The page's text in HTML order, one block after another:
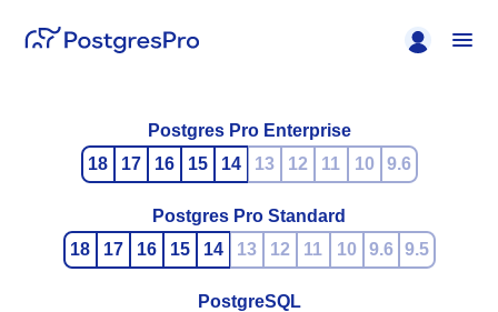
Postgres Pro Enterprise
18
17 16 15 14 13 12 11 10 9.6
Postgres Pro Standard
18
17 16 15 14 13 12 11 10 9.6 9.5
PostgreSQL